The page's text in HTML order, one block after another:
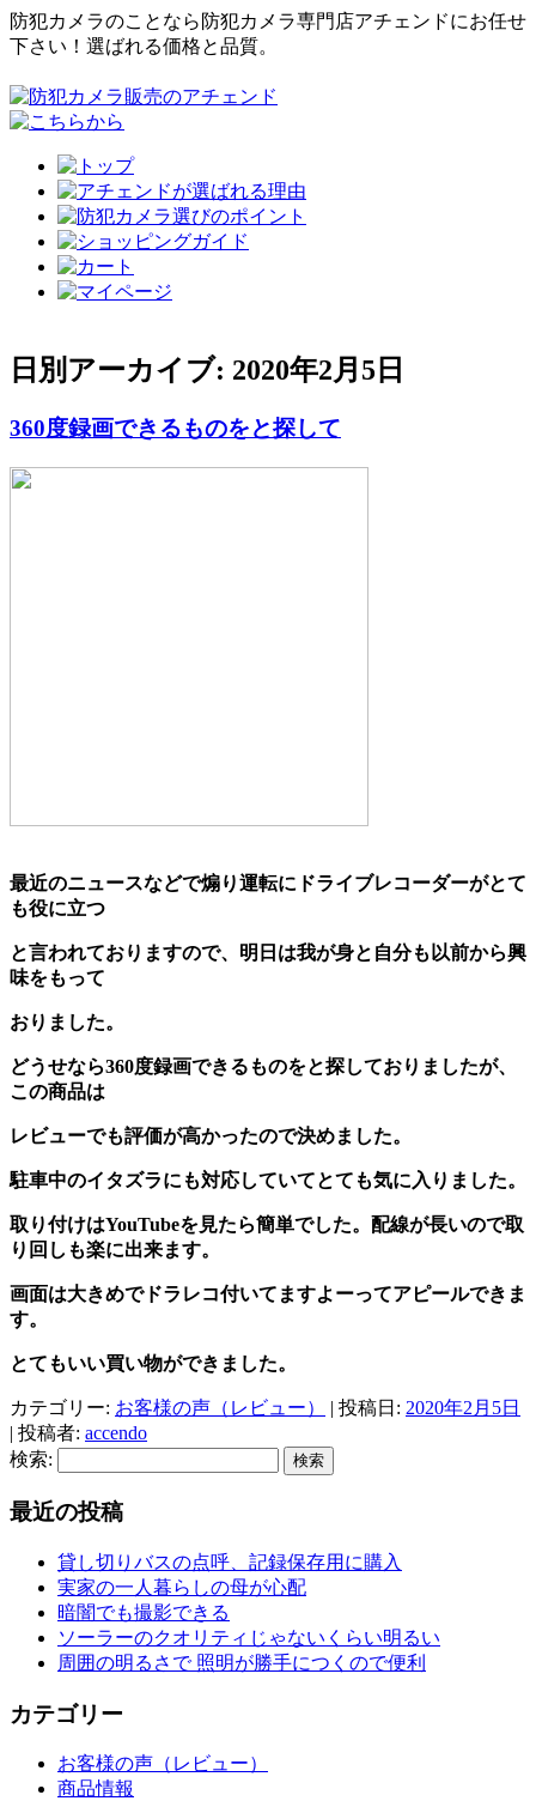
防犯カメラのことなら防犯カメラ専門店アチェンドにお任せ
下さい！選ばれる価格と品質。
日別アーカイブ: 2020年2月5日
360度録画できるものをと探して
最近のニュースなどで煽り運転にドライブレコーダーがとて
も役に立つ
と言われておりますので、明日は我が身と自分も以前から興
味をもって
おりました。
どうせなら360度録画できるものをと探しておりましたが、
この商品は
レビューでも評価が高かったので決めました。
駐車中のイタズラにも対応していてとても気に入りました。
取り付けはYouTubeを見たら簡単でした。配線が長いので取
り回しも楽に出来ます。
画面は大きめでドラレコ付いてますよーってアピールできま
す。
とてもいい買い物ができました。
カテゴリー: お客様の声（レビュー） | 投稿日: 2020年2月5日
| 投稿者: accendo
検索:
最近の投稿
貸し切りバスの点呼、記録保存用に購入
実家の一人暮らしの母が心配
暗闇でも撮影できる
ソーラーのクオリティじゃないくらい明るい
周囲の明るさで 照明が勝手につくので便利
カテゴリー
お客様の声（レビュー）
商品情報